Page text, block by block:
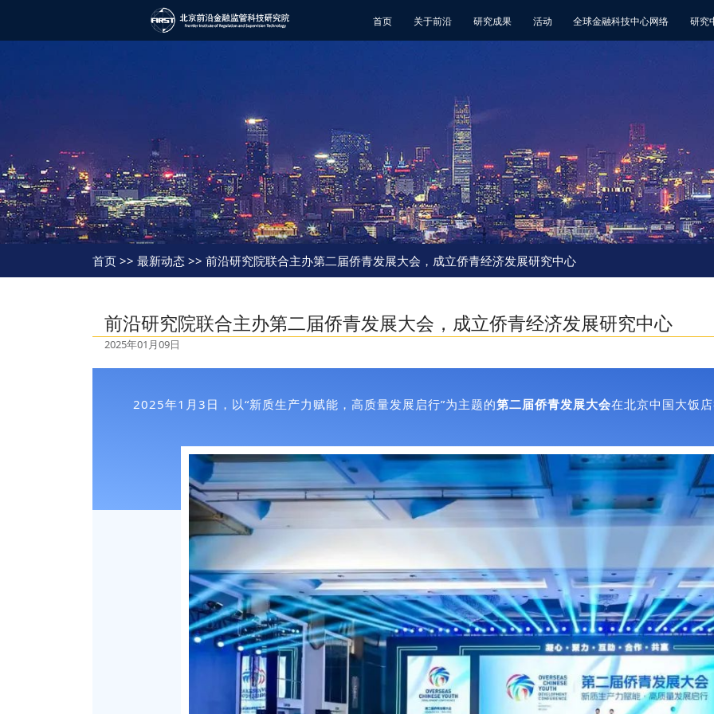
首页 关于前沿 研究成果 活动 全球金融科技中心网络 研究
首页>> 最新动态 >> 前沿研究院联合主办第二届侨青发展大会，成立侨青经济发展研究中心
前沿研究院联合主办第二届侨青发展大会，成立侨青经济发展研究中心
2025年01月09日
2025年1月3日，以“新质生产力赋能，高质量发展启行”为主题的第二届侨青发展大会在北京中国大饭